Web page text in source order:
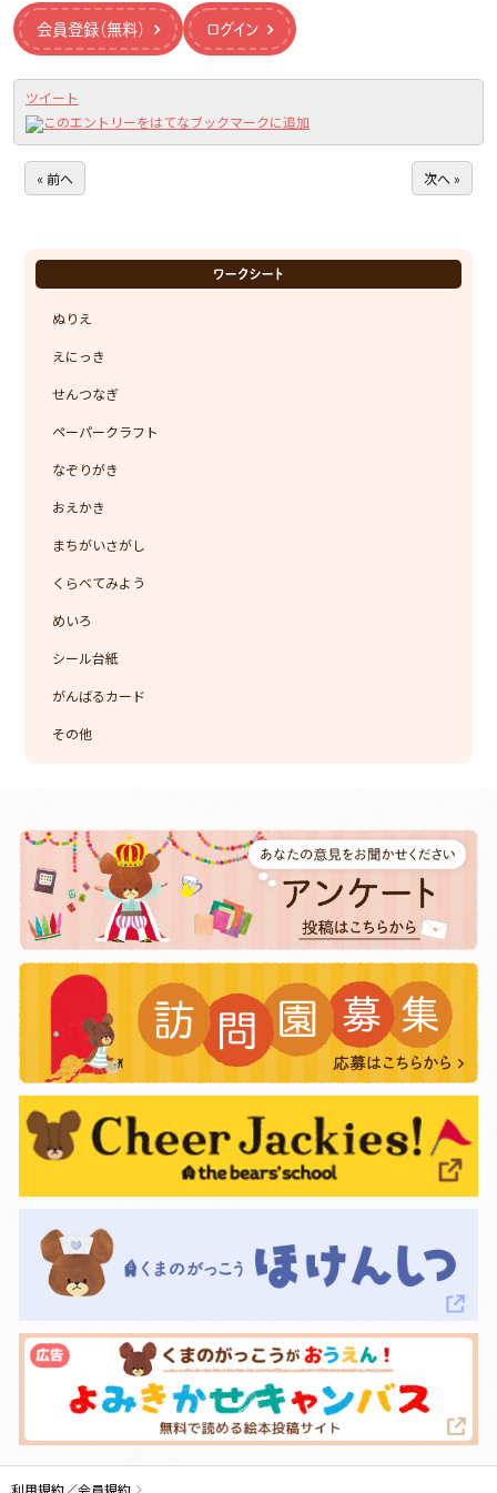
会員登録（無料） ログイン
ツイート
« 前へ 次へ »
ワークシート
ぬりえ
えにっき
せんつなぎ
ペーパークラフト
なぞりがき
おえかき
まちがいさがし
くらべてみよう
めいろ
シール台紙
がんばるカード
その他